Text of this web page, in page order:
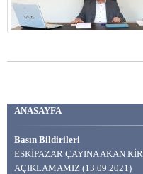
ANASAYFA
Basın Bildirileri
ESKİPAZAR ÇAYINA AKAN
AÇIKLAMAMIZ (13.09.2021)